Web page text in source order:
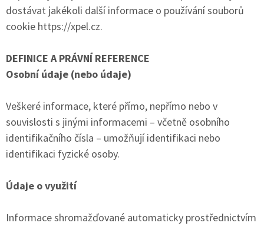
dostávat jakékoli další informace o používání souborů
cookie https://xpel.cz.
DEFINICE A PRÁVNÍ REFERENCE
Osobní údaje (nebo údaje)
Veškeré informace, které přímo, nepřímo nebo v
souvislosti s jinými informacemi – včetně osobního
identifikačního čísla – umožňují identifikaci nebo
identifikaci fyzické osoby.
Údaje o využití
Informace shromažďované automaticky prostřednictvím